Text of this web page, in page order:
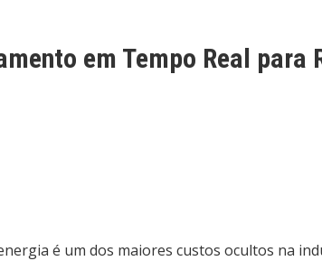
em Tempo Real para
é um dos maiores custos ocultos na